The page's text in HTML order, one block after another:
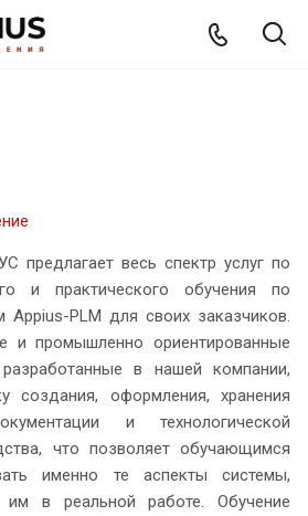
предлагает весь спектр услуг по
и практического обучения по
PLM для своих заказчиков.
и промышленно ориентированные
в нашей компании,
создания, оформления, хранения
и технологической
что позволяет обучающимся
именно те аспекты системы,
им в реальной работе. Обучение